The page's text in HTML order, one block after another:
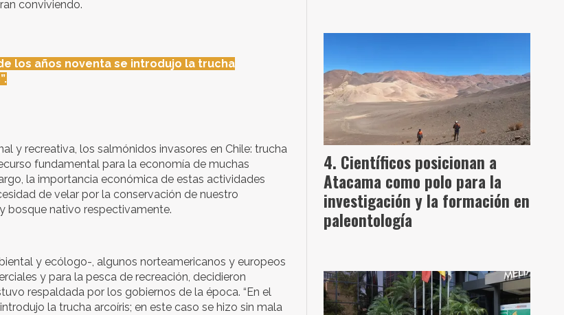
conviviendo.
los años noventa se introdujo la trucha
y recreativa, los salmónidos invasores en Chile: trucha
fundamental para la economía de muchas
la importancia económica de estas actividades
de velar por la conservación de nuestro
bosque nativo respectivamente.
y ecólogo-, algunos norteamericanos y europeos
y para la pesca de recreación, decidieron
respaldada por los gobiernos de la época. “En el
la trucha arcoíris; en este caso se hizo sin mala
Científicos posicionan a
Atacama como polo para la
investigación y la formación en
paleontología